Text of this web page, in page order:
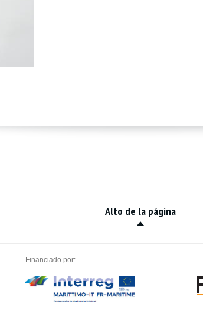
Alto de la página
Financiado por: